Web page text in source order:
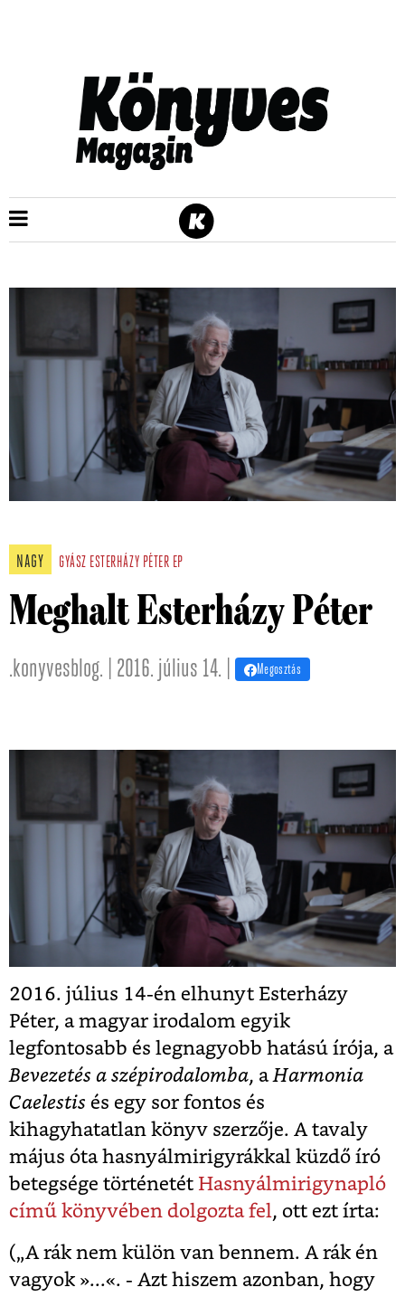
NAGY GYÁSZ ESTERHÁZY PÉTER EP
Meghalt Esterházy Péter
.konyvesblog. | 2016. július 14. | Megosztás
2016. július 14-én elhunyt Esterházy
Péter, a magyar irodalom egyik
legfontosabb és legnagyobb hatású írója, a
Bevezetés a szépirodalomba, aHarmonia
Caelestis és egy sor fontos és
kihagyhatatlan könyv szerzője. A tavaly
május óta hasnyálmirigyrákkal küzdő író
betegsége történetét Hasnyálmirigynapló
című könyvében dolgozta fel, ott ezt írta:
(„A rák nem külön van bennem. A rák én
vagyok »...«. - Azt hiszem azonban, hogy